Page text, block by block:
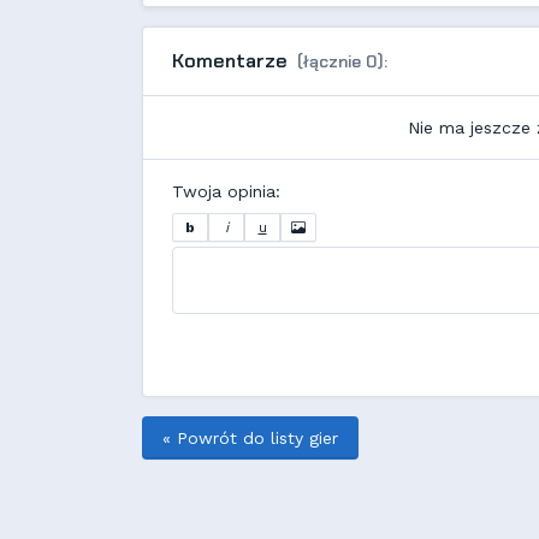
Komentarze (łącznie 0):
Nie ma
Twoja opinia:
b i u
« Powrót do listy gier